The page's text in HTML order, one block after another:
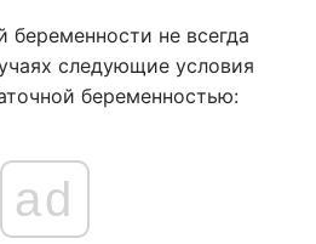
беременности не всегда
следующие условия
беременностью:
ad